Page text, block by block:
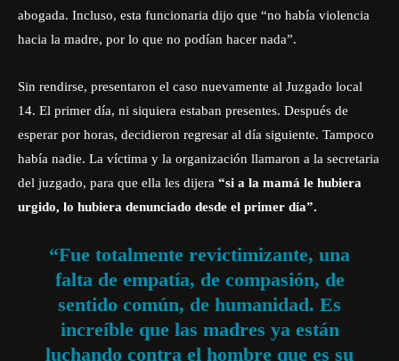
abogada. Incluso, esta funcionaria dijo que “no había violencia
hacia la madre, por lo que no podían hacer nada”.
Sin rendirse, presentaron el caso nuevamente al Juzgado local
14. El primer día, ni siquiera estaban presentes. Después de
esperar por horas, decidieron regresar al día siguiente. Tampoco
había nadie. La víctima y la organización llamaron a la secretaria
del juzgado, para que ella les dijera “si a la mamá le hubiera
urgido, lo hubiera denunciado desde el primer día”.
“Fue totalmente revictimizante, una
falta de empatía, de compasión, de
sentido común, de humanidad. Es
increíble que las madres ya están
luchando contra el hombre que es su